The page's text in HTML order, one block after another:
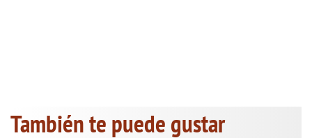
También te puede gustar